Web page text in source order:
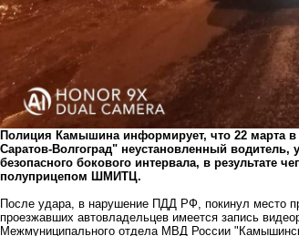
Полиция Камышина информирует, что 22 марта
Саратов-Волгоград" неустановленный
безопасного бокового интервала, в результате
полуприцепом ШМИТЦ.
После удара, в нарушение ПДД РФ, покинул место
проезжавших автовладельцев имеется запись
Межмуниципального отдела МВД России